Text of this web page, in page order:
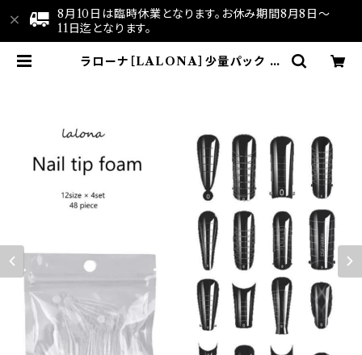
8月10日は臨時休業となります。お休み期間8月8日～
11日迄となります。
ラローナ［LALONA］少量パック ア